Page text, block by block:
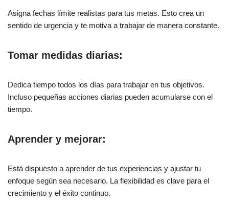
Asigna fechas límite realistas para tus metas. Esto crea un
sentido de urgencia y te motiva a trabajar de manera constante.
Tomar medidas diarias:
Dedica tiempo todos los días para trabajar en tus objetivos.
Incluso pequeñas acciones diarias pueden acumularse con el
tiempo.
Aprender y mejorar:
Está dispuesto a aprender de tus experiencias y ajustar tu
enfoque según sea necesario. La flexibilidad es clave para el
crecimiento y el éxito continuo.